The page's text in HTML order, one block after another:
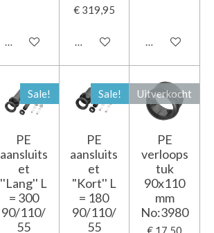
In winkelwagen
€ 319,95
In winkelwagenIn
Sale!
PE
aansluits
et
''Lang'' L
= 300
90/110/
55
Sale!
PE
aansluits
et
"Kort'' L
= 180
90/110/
55
Uitverkocht
PE
verloops
tuk
90x110
mm
No:3980
€ 17,50